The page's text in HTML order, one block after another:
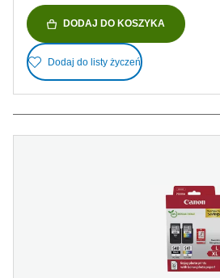
DODAJ DO KOSZYKA
Dodaj do listy życzeń